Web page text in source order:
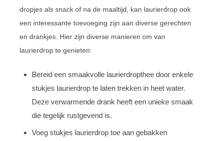
dropjes als snack of na de maaltijd, kan laurierdrop ook
een interessante toevoeging zijn aan diverse gerechten
en drankjes. Hier zijn diverse manieren om van
laurierdrop te genieten:
Bereid een smaakvolle laurierdropthee door enkele
stukjes laurierdrop te laten trekken in heet water.
Deze verwarmende drank heeft een unieke smaak
die tegelijk rustgevend is.
Voeg stukjes laurierdrop toe aan gebakken